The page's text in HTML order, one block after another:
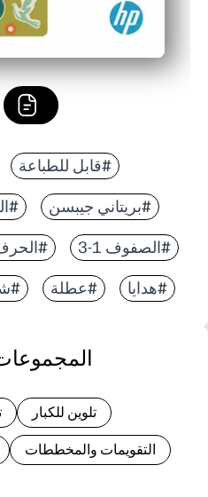
#قابل للطباعة
#بريتاني جيبسن
#الصفوف 1-3
#هدايا #عطلة
تلوين للكبار
التقويمات والمخططات